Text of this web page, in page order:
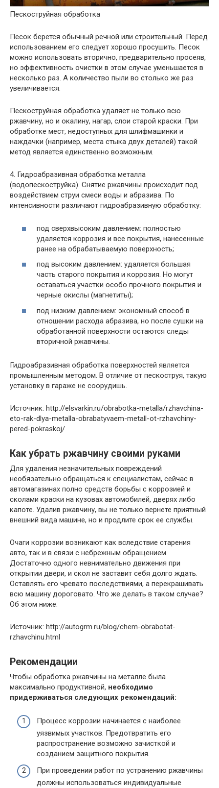
Пескоструйная обработка
Песок берется обычный речной или строительный. Перед
использованием его следует хорошо просушить. Песок
можно использовать вторично, предварительно просеяв,
но эффективность очистки в этом случае уменьшается в
несколько раз. А количество пыли во столько же раз
увеличивается.
Пескоструйная обработка удаляет не только всю
ржавчину, но и окалину, нагар, слои старой краски. При
обработке мест, недоступных для шлифмашинки и
наждачки (например, места стыка двух деталей) такой
метод является единственно возможным.
4. Гидроабразивная обработка металла
(водопескоструйка). Снятие ржавчины происходит под
воздействием струи смеси воды и абразива. По
интенсивности различают гидроабразивную обработку:
под сверхвысоким давлением: полностью
удаляется коррозия и все покрытия, нанесенные
ранее на обрабатываемую поверхность;
под высоким давлением: удаляется большая
часть старого покрытия и коррозия. Но могут
оставаться участки особо прочного покрытия и
черные окислы (магнетиты);
под низким давлением: экономный способ в
отношении расхода абразива, но после сушки на
обработанной поверхности остаются следы
вторичной ржавчины.
Гидроабразивная обработка поверхностей является
промышленным методом. В отличие от пескоструя, такую
установку в гараже не соорудишь.
Источник: http://elsvarkin.ru/obrabotka-metalla/rzhavchina-
eto-rak-dlya-metalla-obrabatyvaem-metall-ot-rzhavchiny-
pered-pokraskoj/
Как убрать ржавчину своими руками
Для удаления незначительных повреждений
необязательно обращаться к специалистам, сейчас в
автомагазинах полно средств борьбы с коррозией и
сколами краски на кузовах автомобилей, дверях либо
капоте. Удалив ржавчину, вы не только вернете приятный
внешний вида машине, но и продлите срок ее службы.
Очаги коррозии возникают как вследствие старения
авто, так и в связи с небрежным обращением.
Достаточно одного невнимательно движения при
открытии двери, и скол не заставит себя долго ждать.
Оставлять его чревато последствиями, а перекрашивать
всю машину дороговато. Что же делать в таком случае?
Об этом ниже.
Источник: http://autogrm.ru/blog/chem-obrabotat-
rzhavchinu.html
Рекомендации
Чтобы обработка ржавчины на металле была
максимально продуктивной, необходимо
придерживаться следующих рекомендаций:
Процесс коррозии начинается с наиболее
уязвимых участков. Предотвратить его
распространение возможно зачисткой и
созданием защитного покрытия.
При проведении работ по устранению ржавчины
должны использоваться индивидуальные